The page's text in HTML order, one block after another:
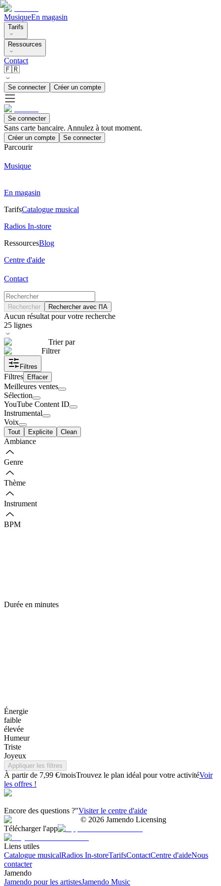
MusiqueEn magasin
Tarifs
Ressources
Contact
🇫🇷
Se connecter Créer un compte
Se connecter
Sans carte bancaire. Annulez à tout moment.
Créer un compte Se connecter
Parcourir
Musique
En magasin
TarifsCatalogue musical
Radios In-store
RessourcesBlog
Centre d'aide
Contact
Rechercher Rechercher avec l'IA
Aucun résultat pour votre recherche
25 lignes
Trier par
Filtrer
Filtres
Filtres Effacer
Meilleures ventes
Sélection
YouTube Content ID
Instrumental
Voix
Tout Explicite Clean
Ambiance
Genre
Thème
Instrument
BPM
Durée en minutes
Énergie
faible
élevée
Humeur
Triste
Joyeux
Appliquer les filtres
À partir de 7,99 €/moisTrouvez le plan idéal pour votre activitéVoir
les offres !
Encore des questions ?"Visiter le centre d'aide
© 2026 Jamendo Licensing
Télécharger l'app
Liens utiles
Catalogue musicalRadios In-storeTarifsContactCentre d'aideNous
contacter
Jamendo
Jamendo pour les artistesJamendo Music